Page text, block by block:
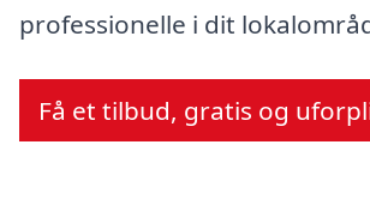
professionelle i dit
Få et tilbud, gratis og